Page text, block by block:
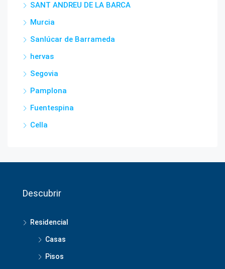
SANT ANDREU DE LA BARCA
Murcia
Sanlúcar de Barrameda
hervas
Segovia
Pamplona
Fuentespina
Cella
Descubrir
Residencial
Casas
Pisos